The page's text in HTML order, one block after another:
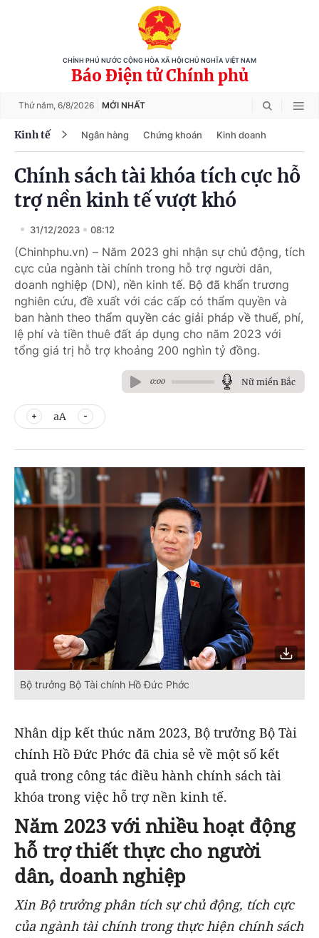
CHÍNH PHỦ NƯỚC CỘNG HÒA XÃ HỘI CHỦ NGHĨA VIỆT NAM
Báo Điện tử Chính phủ
Thứ năm, 6/8/2026 MỚI NHẤT
Kinh tế Ngân hàng Chứng khoán Kinh doanh
Chính sách tài khóa tích cực hỗ
trợ nền kinh tế vượt khó
31/12/2023 08:12
(Chinhphu.vn) – Năm 2023 ghi nhận sự chủ động, tích
cực của ngành tài chính trong hỗ trợ người dân,
doanh nghiệp (DN), nền kinh tế. Bộ đã khẩn trương
nghiên cứu, đề xuất với các cấp có thẩm quyền và
ban hành theo thẩm quyền các giải pháp về thuế, phí,
lệ phí và tiền thuê đất áp dụng cho năm 2023 với
tổng giá trị hỗ trợ khoảng 200 nghìn tỷ đồng.
0:00 Nữ miền Bắc
aA
Bộ trưởng Bộ Tài chính Hồ Đức Phớc
Nhân dịp kết thúc năm 2023, Bộ trưởng Bộ Tài
chính Hồ Đức Phớc đã chia sẻ về một số kết
quả trong công tác điều hành chính sách tài
khóa trong việc hỗ trợ nền kinh tế.
Năm 2023 với nhiều hoạt động
hỗ trợ thiết thực cho người
dân, doanh nghiệp
Xin Bộ trưởng phân tích sự chủ động, tích cực
của ngành tài chính trong thực hiện chính sách